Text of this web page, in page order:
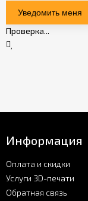
Проверка...
Информация
Оплата и скидки
Услуги 3D-печати
Обратная связь